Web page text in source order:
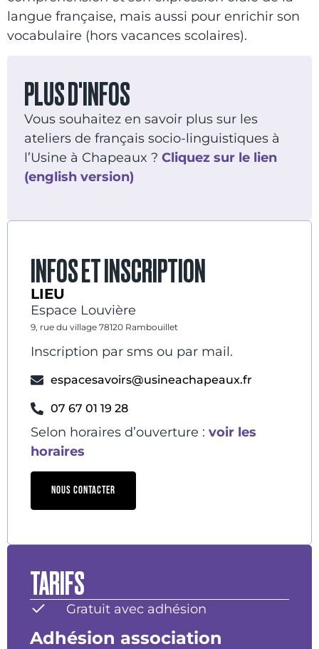
langue française, mais aussi pour enrichir son
vocabulaire (hors vacances scolaires).
PLUS D'INFOS
Vous souhaitez en savoir plus sur les
ateliers de français socio-linguistiques à
l’Usine à Chapeaux ? Cliquez sur le lien
(english version)
INFOS ET INSCRIPTION
LIEU
Espace Louvière
9, rue du village 78120 Rambouillet
Inscription par sms ou par mail.
espacesavoirs@usineachapeaux.fr
07 67 01 19 28
Selon horaires d’ouverture : voir les
horaires
NOUS CONTACTER
TARIFS
Gratuit avec adhésion
Adhésion association